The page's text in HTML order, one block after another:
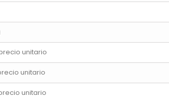
unitario
unitario
unitario